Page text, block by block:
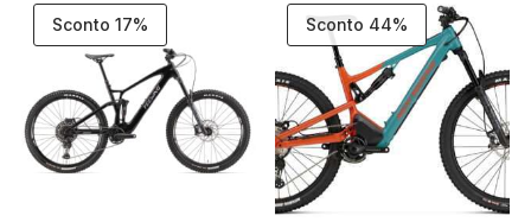
Sconto 17% Sconto 44%